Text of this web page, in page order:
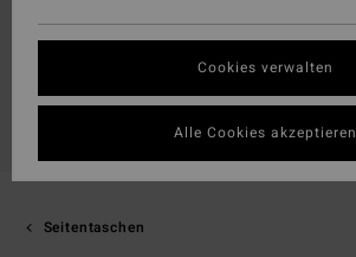
Seitentaschen
Cookies verwalten
Alle Cookies akzeptieren